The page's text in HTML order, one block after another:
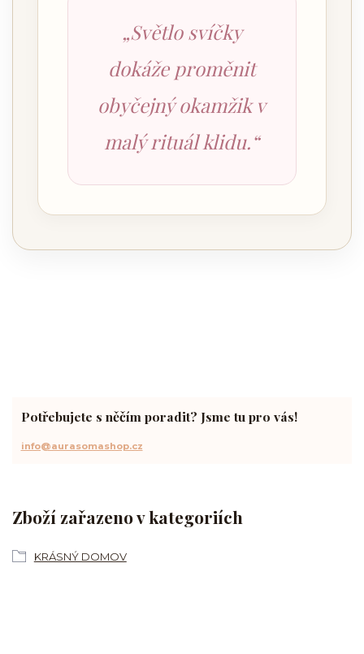
„Světlo svíčky
dokáže proměnit
obyčejný okamžik v
malý rituál klidu.“
Zboží zařazeno v kategoriích
KRÁSNÝ DOMOV
Potřebujete s něčím poradit? Jsme tu pro vás!
info@aurasomashop.cz